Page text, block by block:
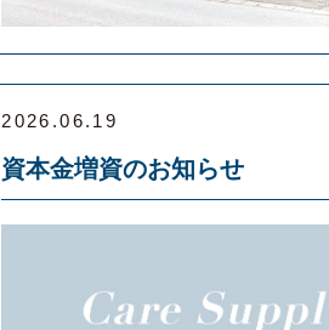
2026.06.19
資本金増資のお知らせ